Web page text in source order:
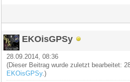
EKOisGPSy
28.09.2014, 08:36
(Dieser Beitrag wurde zuletzt bearbeitet:
EKOisGPSy.)